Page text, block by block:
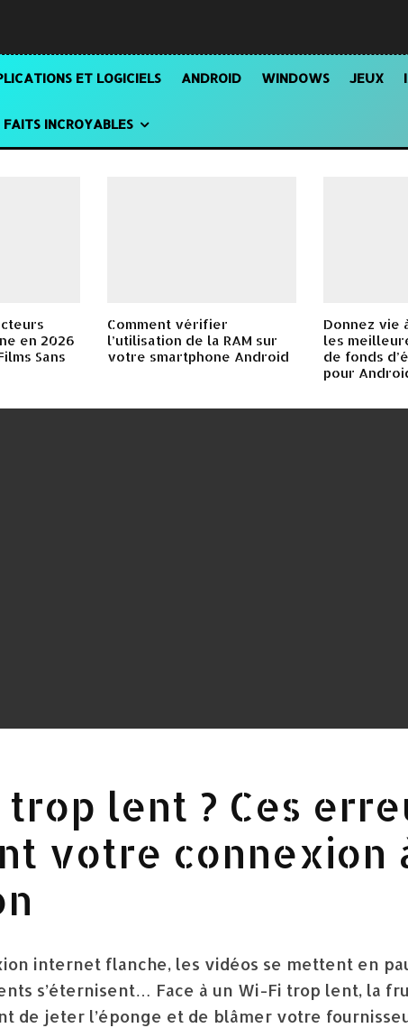
ET LOGICIELS ANDROID WINDOWS JEUX
FAITS INCROYABLES
en 2026
Sans
Comment vérifier
l’utilisation de la RAM sur
votre smartphone Android
Donnez vie
les
de fonds
pour
lent ? Ces
votre connexion
internet flanche, les vidéos se mettent en
s’éternisent… Face à un Wi-Fi trop lent, la
de jeter l’éponge et de blâmer votre